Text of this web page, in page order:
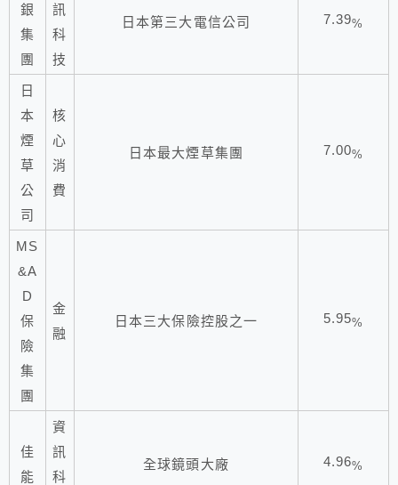
銀
集
團
訊
科
技
日本第三大電信公司 7.39%
日
本
煙
草
公
司
核
心
消
費
日本最大煙草集團 7.00%
MS
&A
D
保
險
集
團
金
融
日本三大保險控股之一 5.95%
佳
能
資
訊
科
全球鏡頭大廠 4.96%